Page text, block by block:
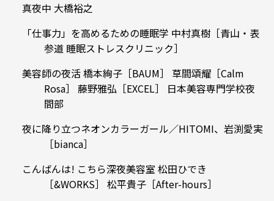
真夜中 大橋裕之
「仕事力」を高めるための睡眠学 中村真樹［青山・表
参道 睡眠ストレスクリニック］
美容師の夜活 橋本絢子［BAUM］ 草間頌耀［Calm
Rosa］ 藤野雅弘［EXCEL］ 日本美容専門学校夜
間部
夜に降り立つネオンカラーガール／HITOMI、岩渕愛実
［bianca］
こんばんは! こちら深夜美容室 松田ひでき
［&WORKS］ 松平貴子［After-hours］